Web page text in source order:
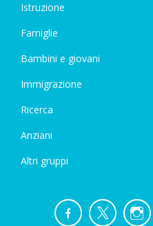
Istruzione
Famiglie
Bambini e giovani
Immigrazione
Ricerca
Anziani
Altri gruppi